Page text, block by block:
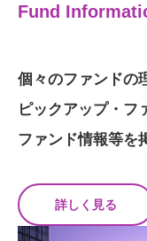
Fund
個々のファンドの
ピックアップ・フ
ファンド情報等を
詳しく見る